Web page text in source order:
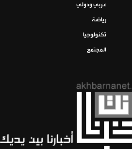
عربي ودولي
رياضة
تكنولوجيا
المجتمع